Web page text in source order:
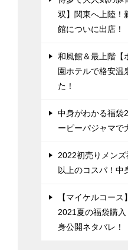
双】関東へ上陸！
館についに出店！
和風館＆最上階【
園ホテルで格安温
た！
中身がわかる福袋
ーピーパジャマで
2022初売りメン
以上のコスパ！中
【マイケルコー
2021夏の福袋購
身公開ネタバレ！